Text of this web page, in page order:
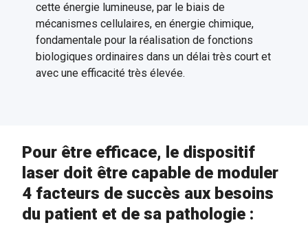
cette énergie lumineuse, par le biais de
mécanismes cellulaires, en énergie chimique,
fondamentale pour la réalisation de fonctions
biologiques ordinaires dans un délai très court et
avec une efficacité très élevée.
Pour être efficace, le dispositif
laser doit être capable de moduler
4 facteurs de succès aux besoins
du patient et de sa pathologie :